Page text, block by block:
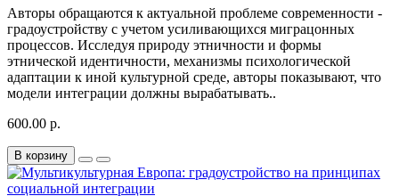
Авторы обращаются к актуальной проблеме современности -
градоустройству с учетом усиливающихся миграцонных
процессов. Исследуя природу этничности и формы
этнической идентичности, механизмы психологической
адаптации к иной культурной среде, авторы показывают, что
модели интеграции должны вырабатывать..
600.00 р.
В корзину